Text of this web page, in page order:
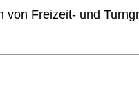
von Freizeit- und